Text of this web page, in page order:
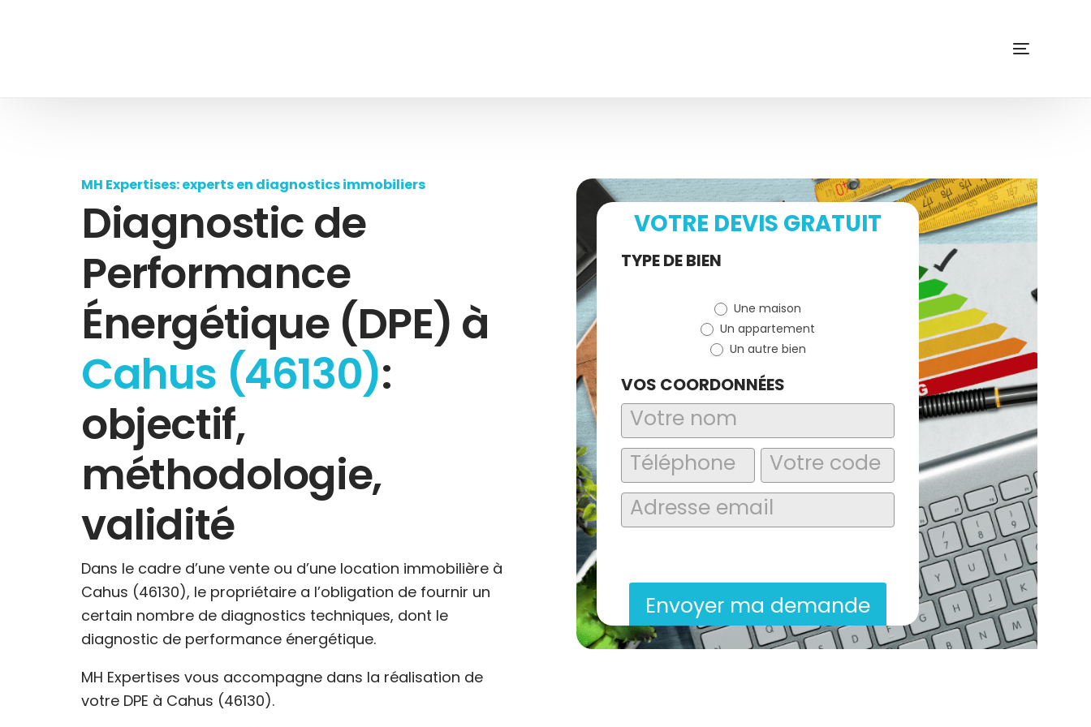
MH Expertises: experts en diagnostics immobiliers
Diagnostic de
Performance
Énergétique (DPE) à
Cahus (46130):
objectif,
méthodologie,
validité
Dans le cadre d’une vente ou d’une location immobilière à
Cahus (46130), le propriétaire a l’obligation de fournir un
certain nombre de diagnostics techniques, dont le
diagnostic de performance énergétique.
MH Expertises vous accompagne dans la réalisation de
votre DPE à Cahus (46130).
VOTRE DEVIS GRATUIT
Demande
TYPE DE BIEN
Une maison
Un appartement
Un autre bien
VOS COORDONNÉES
Envoyer ma demande